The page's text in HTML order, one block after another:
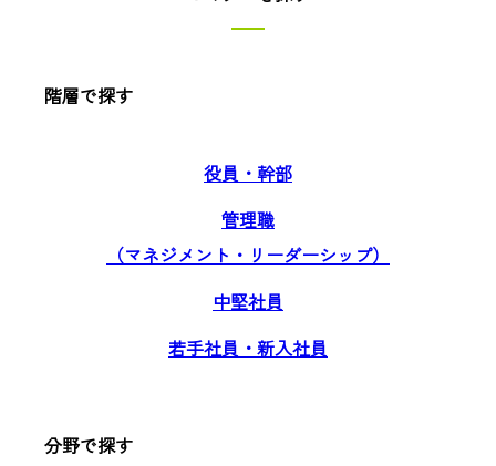
階層で探す
役員・幹部
管理職
（マネジメント・リーダーシップ）
中堅社員
若手社員・新入社員
分野で探す